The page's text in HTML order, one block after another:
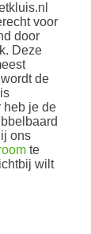
voor
door
Deze
de
heb je de
ons
te
wilt